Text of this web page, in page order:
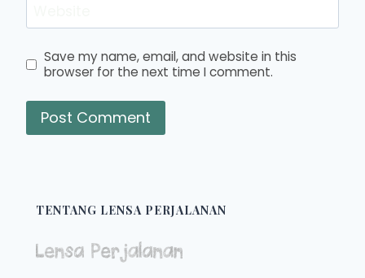
Save my name, email, and website in this
browser for the next time I comment.
TENTANG LENSA PERJALANAN